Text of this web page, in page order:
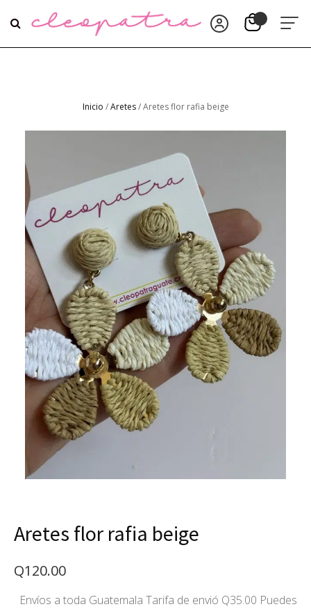
Inicio /Aretes/ Aretes flor rafia beige
Aretes flor rafia beige
Q120.00
Envíos a toda Guatemala Tarifa de envió Q35.00 Puedes